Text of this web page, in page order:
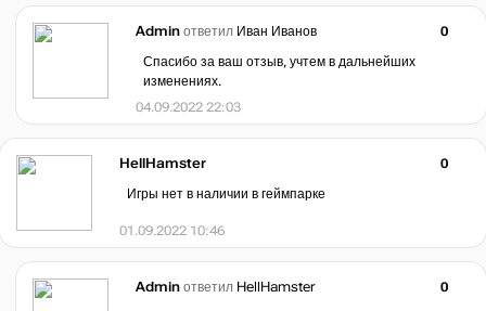
Admin ответил Иван Иванов
0
Спасибо за ваш отзыв, учтем в дальнейших
изменениях.
04.09.2022 22:03
HellHamster
0
Игры нет в наличии в геймпарке
01.09.2022 10:46
Admin ответил HellHamster
0